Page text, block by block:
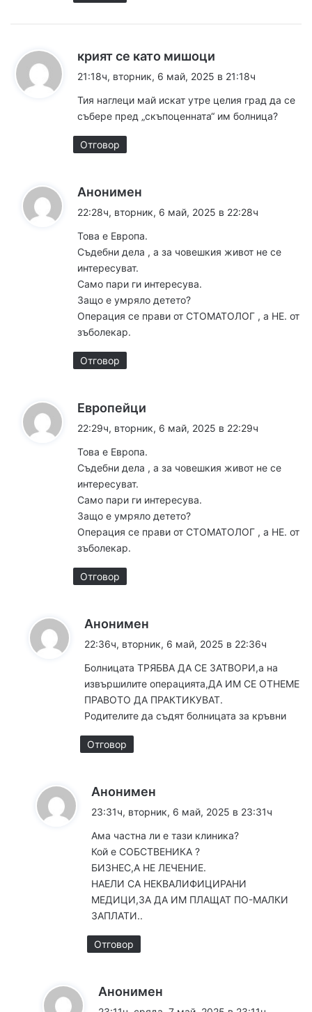
крият се като мишоци
а
21:18ч, вторник, 6 май, 2025 в 21:18ч
Тия наглеци май искат утре целия град да се
събере пред „скъпоценната“ им болница?
Отговор
Анонимен
а
:
22:28ч, вторник, 6 май, 2025 в 22:28ч
Това е Европа.
Съдебни дела , а за човешкия живот не се
интересуват.
Само пари ги интересува.
Защо е умряло детето?
Операция се прави от СТОМАТОЛОГ , а НЕ. от
зъболекар.
Отговор
Европейци
а
:
22:29ч, вторник, 6 май, 2025 в 22:29ч
Това е Европа.
Съдебни дела , а за човешкия живот не се
интересуват.
Само пари ги интересува.
Защо е умряло детето?
Операция се прави от СТОМАТОЛОГ , а НЕ. от
зъболекар.
Отговор
Анонимен
а
:
22:36ч, вторник, 6 май, 2025 в 22:36ч
Болницата ТРЯБВА ДА СЕ ЗАТВОРИ,а на
извършилите операцията,ДА ИМ СЕ ОТНЕМЕ
ПРАВОТО ДА ПРАКТИКУВАТ.
Родителите да съдят болницата за кръвни
Отговор
Анонимен
а
:
23:31ч, вторник, 6 май, 2025 в 23:31ч
Ама частна ли е тази клиника?
Кой е СОБСТВЕНИКА ?
БИЗНЕС,А НЕ ЛЕЧЕНИЕ.
НАЕЛИ СА НЕКВАЛИФИЦИРАНИ
МЕДИЦИ,ЗА ДА ИМ ПЛАЩАТ ПО-МАЛКИ
ЗАПЛАТИ..
Отговор
Анонимен